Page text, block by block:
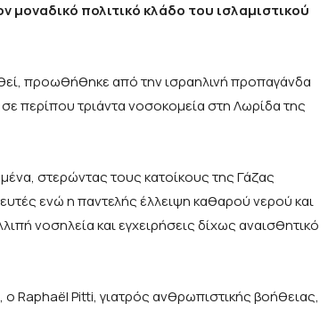
μοναδικό πολιτικό κλάδο του ισλαμιστικού
προωθήθηκε από την ισραηλινή προπαγάνδα
σε περίπου τριάντα νοσοκομεία στη Λωρίδα της
στερώντας τους κατοίκους της Γάζας
ενώ η παντελής έλλειψη καθαρού νερού και
νοσηλεία και εγχειρήσεις δίχως αναισθητικό
Raphaël Pitti, γιατρός ανθρωπιστικής βοήθειας,